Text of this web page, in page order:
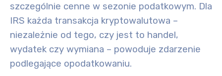
szczególnie cenne w sezonie podatkowym. Dla
IRS każda transakcja kryptowalutowa –
niezależnie od tego, czy jest to handel,
wydatek czy wymiana – powoduje zdarzenie
podlegające opodatkowaniu.